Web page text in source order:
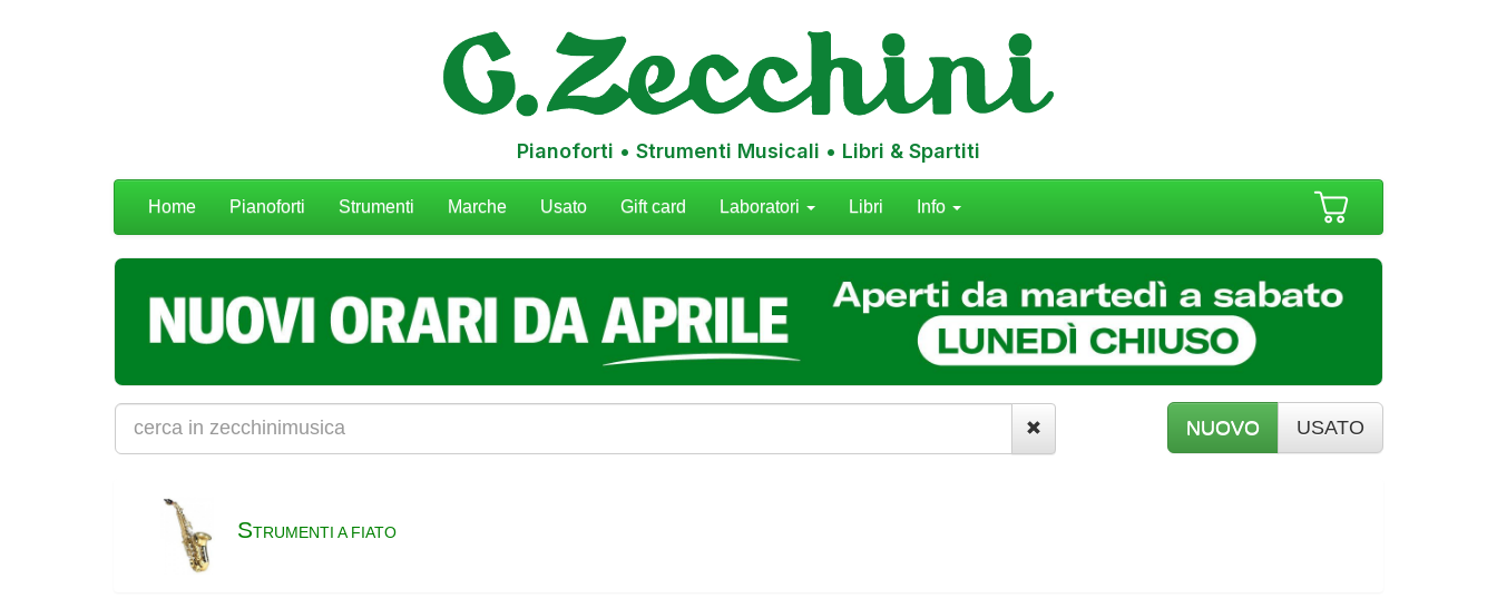
Pianoforti • Strumenti Musicali • Libri & Spartiti
navigazione
Home Pianoforti Strumenti Marche Usato Gift card Laboratori Libri Info
NUOVO USATO
STRUMENTI A FIATO